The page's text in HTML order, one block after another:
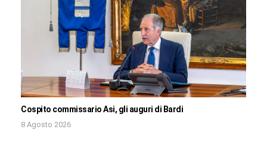
Cospito commissario Asi, gli auguri di Bardi
8 Agosto 2026